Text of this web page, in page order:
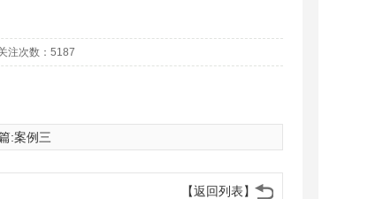
注次数：5187
:案例三
【返回列表】